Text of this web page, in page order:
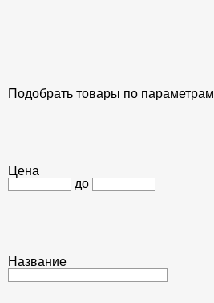
Подобрать товары по параметрам
Цена
до
Название